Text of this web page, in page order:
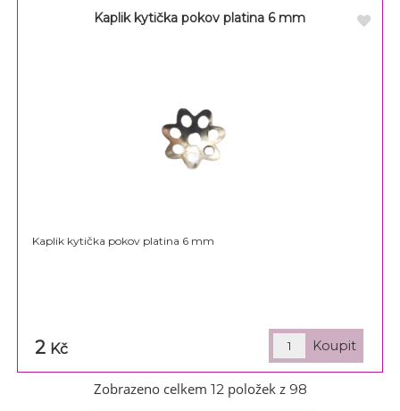
Kaplik kytička pokov platina 6 mm
Kaplik kytička pokov platina 6 mm
2 Kč
Zobrazeno celkem 12položek z 98